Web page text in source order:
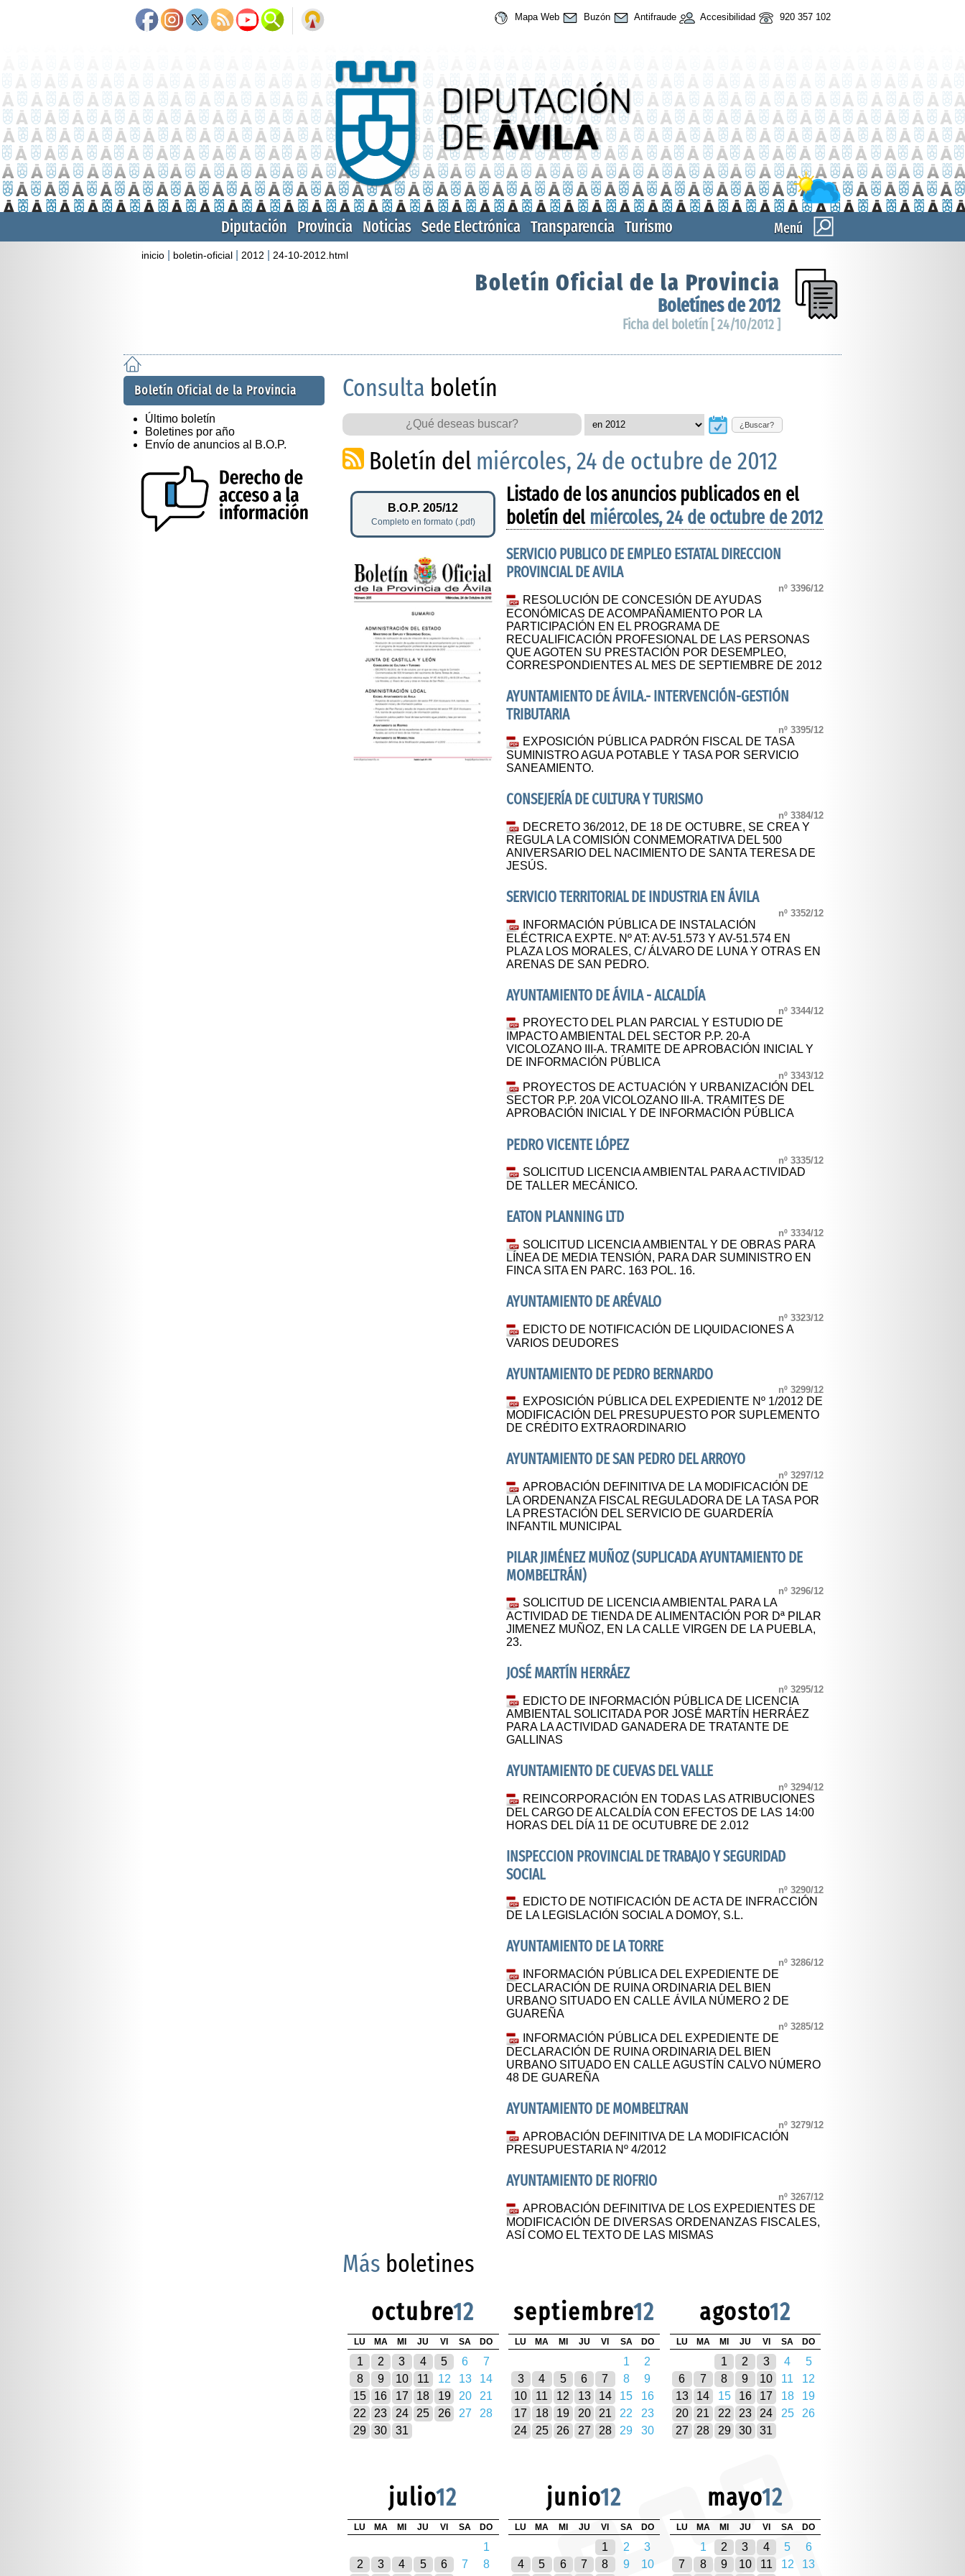
Mapa Web Buzón Antifraude Accesibilidad 920 357 102
Menú
Diputación Provincia Noticias Sede Electrónica Transparencia Turismo
inicio boletin-oficial 2012 24-10-2012.html
Boletín Oficial de la Provincia
Boletínes de 2012
Ficha del boletín [ 24/10/2012 ]
Boletín Oficial de la Provincia
Último boletín
Boletines por año
Envío de anuncios al B.O.P.
Consulta boletín
¿Buscar?
Boletín del miércoles, 24 de octubre de 2012
B.O.P. 205/12
Completo en formato (.pdf)
Listado de los anuncios publicados en el
boletín del miércoles, 24 de octubre de 2012
SERVICIO PUBLICO DE EMPLEO ESTATAL DIRECCION
PROVINCIAL DE AVILA
nº 3396/12
RESOLUCIÓN DE CONCESIÓN DE AYUDAS
ECONÓMICAS DE ACOMPAÑAMIENTO POR LA
PARTICIPACIÓN EN EL PROGRAMA DE
RECUALIFICACIÓN PROFESIONAL DE LAS PERSONAS
QUE AGOTEN SU PRESTACIÓN POR DESEMPLEO,
CORRESPONDIENTES AL MES DE SEPTIEMBRE DE 2012
AYUNTAMIENTO DE ÁVILA.- INTERVENCIÓN-GESTIÓN
TRIBUTARIA
nº 3395/12
EXPOSICIÓN PÚBLICA PADRÓN FISCAL DE TASA
SUMINISTRO AGUA POTABLE Y TASA POR SERVICIO
SANEAMIENTO.
CONSEJERÍA DE CULTURA Y TURISMO
nº 3384/12
DECRETO 36/2012, DE 18 DE OCTUBRE, SE CREA Y
REGULA LA COMISIÓN CONMEMORATIVA DEL 500
ANIVERSARIO DEL NACIMIENTO DE SANTA TERESA DE
JESÚS.
SERVICIO TERRITORIAL DE INDUSTRIA EN ÁVILA
nº 3352/12
INFORMACIÓN PÚBLICA DE INSTALACIÓN
ELÉCTRICA EXPTE. Nº AT: AV-51.573 Y AV-51.574 EN
PLAZA LOS MORALES, C/ ÁLVARO DE LUNA Y OTRAS EN
ARENAS DE SAN PEDRO.
AYUNTAMIENTO DE ÁVILA - ALCALDÍA
nº 3344/12
PROYECTO DEL PLAN PARCIAL Y ESTUDIO DE
IMPACTO AMBIENTAL DEL SECTOR P.P. 20-A
VICOLOZANO III-A. TRAMITE DE APROBACIÓN INICIAL Y
DE INFORMACIÓN PÚBLICA
nº 3343/12
PROYECTOS DE ACTUACIÓN Y URBANIZACIÓN DEL
SECTOR P.P. 20A VICOLOZANO III-A. TRAMITES DE
APROBACIÓN INICIAL Y DE INFORMACIÓN PÚBLICA
PEDRO VICENTE LÓPEZ
nº 3335/12
SOLICITUD LICENCIA AMBIENTAL PARA ACTIVIDAD
DE TALLER MECÁNICO.
EATON PLANNING LTD
nº 3334/12
SOLICITUD LICENCIA AMBIENTAL Y DE OBRAS PARA
LÍNEA DE MEDIA TENSIÓN, PARA DAR SUMINISTRO EN
FINCA SITA EN PARC. 163 POL. 16.
AYUNTAMIENTO DE ARÉVALO
nº 3323/12
EDICTO DE NOTIFICACIÓN DE LIQUIDACIONES A
VARIOS DEUDORES
AYUNTAMIENTO DE PEDRO BERNARDO
nº 3299/12
EXPOSICIÓN PÚBLICA DEL EXPEDIENTE Nº 1/2012 DE
MODIFICACIÓN DEL PRESUPUESTO POR SUPLEMENTO
DE CRÉDITO EXTRAORDINARIO
AYUNTAMIENTO DE SAN PEDRO DEL ARROYO
nº 3297/12
APROBACIÓN DEFINITIVA DE LA MODIFICACIÓN DE
LA ORDENANZA FISCAL REGULADORA DE LA TASA POR
LA PRESTACIÓN DEL SERVICIO DE GUARDERÍA
INFANTIL MUNICIPAL
PILAR JIMÉNEZ MUÑOZ (SUPLICADA AYUNTAMIENTO DE
MOMBELTRÁN)
nº 3296/12
SOLICITUD DE LICENCIA AMBIENTAL PARA LA
ACTIVIDAD DE TIENDA DE ALIMENTACIÓN POR Dª PILAR
JIMENEZ MUÑOZ, EN LA CALLE VIRGEN DE LA PUEBLA,
23.
JOSÉ MARTÍN HERRÁEZ
nº 3295/12
EDICTO DE INFORMACIÓN PÚBLICA DE LICENCIA
AMBIENTAL SOLICITADA POR JOSÉ MARTÍN HERRÁEZ
PARA LA ACTIVIDAD GANADERA DE TRATANTE DE
GALLINAS
AYUNTAMIENTO DE CUEVAS DEL VALLE
nº 3294/12
REINCORPORACIÓN EN TODAS LAS ATRIBUCIONES
DEL CARGO DE ALCALDÍA CON EFECTOS DE LAS 14:00
HORAS DEL DÍA 11 DE OCUTUBRE DE 2.012
INSPECCION PROVINCIAL DE TRABAJO Y SEGURIDAD
SOCIAL
nº 3290/12
EDICTO DE NOTIFICACIÓN DE ACTA DE INFRACCIÓN
DE LA LEGISLACIÓN SOCIAL A DOMOY, S.L.
AYUNTAMIENTO DE LA TORRE
nº 3286/12
INFORMACIÓN PÚBLICA DEL EXPEDIENTE DE
DECLARACIÓN DE RUINA ORDINARIA DEL BIEN
URBANO SITUADO EN CALLE ÁVILA NÚMERO 2 DE
GUAREÑA
nº 3285/12
INFORMACIÓN PÚBLICA DEL EXPEDIENTE DE
DECLARACIÓN DE RUINA ORDINARIA DEL BIEN
URBANO SITUADO EN CALLE AGUSTÍN CALVO NÚMERO
48 DE GUAREÑA
AYUNTAMIENTO DE MOMBELTRAN
nº 3279/12
APROBACIÓN DEFINITIVA DE LA MODIFICACIÓN
PRESUPUESTARIA Nº 4/2012
AYUNTAMIENTO DE RIOFRIO
nº 3267/12
APROBACIÓN DEFINITIVA DE LOS EXPEDIENTES DE
MODIFICACIÓN DE DIVERSAS ORDENANZAS FISCALES,
ASÍ COMO EL TEXTO DE LAS MISMAS
Más boletines
octubre12
LU MA MI JU VI SA DO
1 2 3 4 5 6
7
8
9 10 11 12 13
14
15
16 17 18 19 20
21
22
23 24 25 26 27
28
29
30 31
septiembre12
LU MA MI JU VI SA DO
1
2
3
4 5 6 7 8
9
10
11 12 13 14 15
16
17
18 19 20 21 22
23
24
25 26 27 28 29 30
agosto12
LU MA MI JU VI SA DO
1 2 3 4
5
6
7 8 9 10 11
12
13
14 15 16 17 18
19
20
21 22 23 24 25
26
27
28 29 30 31
julio12
LU MA MI JU VI SA DO
1
2
3 4 5 6 7
8
junio12
LU MA MI JU VI SA DO
1 2
3
4
5 6 7 8 9
10
mayo12
LU MA MI JU VI SA DO
1 2 3 4 5
6
7
8 9 10 11 12
13